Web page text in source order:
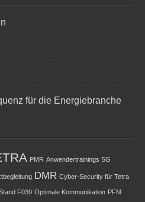
für die Energiebranche
PMR Anwendertrainings 5G
DMR Cyber-Security für Tetra
F039 Optimale Kommunikation PFM